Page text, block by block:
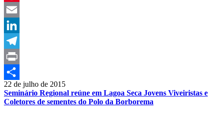
Pinterest
Email
LinkedIn
Telegram
Print
Compartilhar
22 de julho de 2015
Seminário Regional reúne em Lagoa Seca Jovens Viveiristas e
Coletores de sementes do Polo da Borborema